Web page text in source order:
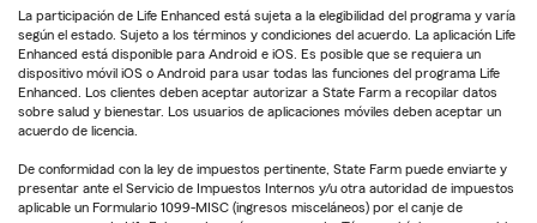
La participación de Life Enhanced está sujeta a la elegibilidad del programa y varía
según el estado. Sujeto a los términos y condiciones del acuerdo. La aplicación Life
Enhanced está disponible para Android e iOS. Es posible que se requiera un
dispositivo móvil iOS o Android para usar todas las funciones del programa Life
Enhanced. Los clientes deben aceptar autorizar a State Farm a recopilar datos
sobre salud y bienestar. Los usuarios de aplicaciones móviles deben aceptar un
acuerdo de licencia.
De conformidad con la ley de impuestos pertinente, State Farm puede enviarte y
presentar ante el Servicio de Impuestos Internos y/u otra autoridad de impuestos
aplicable un Formulario 1099-MISC (ingresos misceláneos) por el canje de